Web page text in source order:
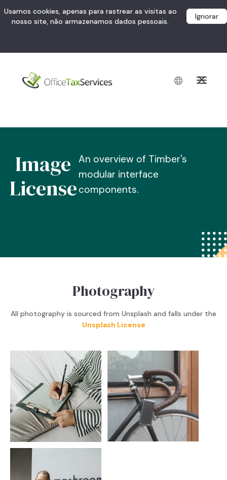
Usamos cookies, apenas para rastrear as visitas ao
nosso site, não armazenamos dados pessoais.
Ignorar
Image
License
An overview of Timber's
modular interface
components.
Photography
All photography is sourced from Unsplash and falls under the
Unsplash License